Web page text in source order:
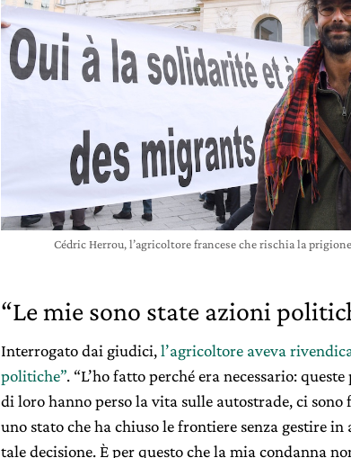
Cédric Herrou, l’agricoltore francese che rischia la
“Le mie sono state azioni
Interrogato dai giudici,l’agricoltore aveva
politiche”. “L’ho fatto perché era necessario:
di loro hanno perso la vita sulle autostrade, ci
uno stato che ha chiuso le frontiere senza gestire in
tale decisione. È per questo che la mia condanna